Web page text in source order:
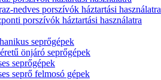
nedves porszívók háztartási használatra
porszívók háztartási használatra
seprőgépek
önjáró seprőgépek
seprőgépek
seprő felmosó gépek